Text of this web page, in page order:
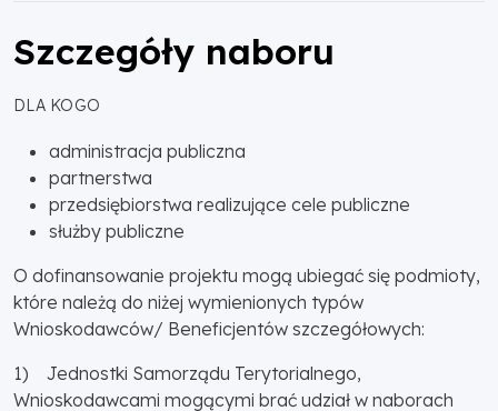
Szczegóły naboru
DLA KOGO
administracja publiczna
partnerstwa
przedsiębiorstwa realizujące cele publiczne
służby publiczne
O dofinansowanie projektu mogą ubiegać się podmioty,
które należą do niżej wymienionych typów
Wnioskodawców/ Beneficjentów szczegółowych:
1) Jednostki Samorządu Terytorialnego,
Wnioskodawcami mogącymi brać udział w naborach